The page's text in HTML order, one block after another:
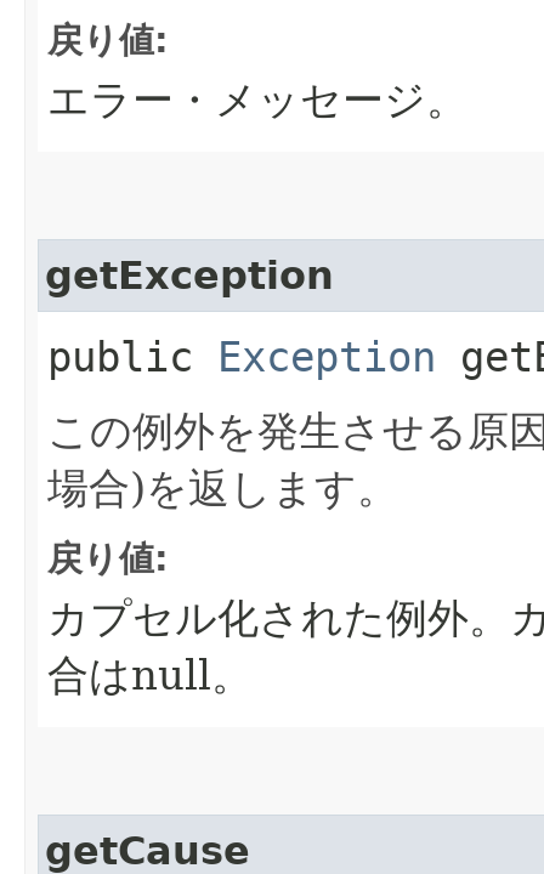
戻り値:
エラー・メッセージ。
getException
public Exception
この例外を発生させる原
場合)を返します。
戻り値:
カプセル化された例外。
合はnull。
getCause